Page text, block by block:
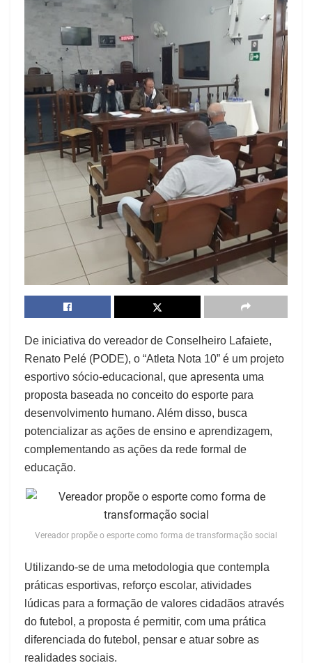
De iniciativa do vereador de Conselheiro Lafaiete,
Renato Pelé (PODE), o “Atleta Nota 10” é um projeto
esportivo sócio-educacional, que apresenta uma
proposta baseada no conceito do esporte para
desenvolvimento humano. Além disso, busca
potencializar as ações de ensino e aprendizagem,
complementando as ações da rede formal de
educação.
Vereador propõe o esporte como forma de transformação social
Utilizando-se de uma metodologia que contempla
práticas esportivas, reforço escolar, atividades
lúdicas para a formação de valores cidadãos através
do futebol, a proposta é permitir, com uma prática
diferenciada do futebol, pensar e atuar sobre as
realidades sociais.